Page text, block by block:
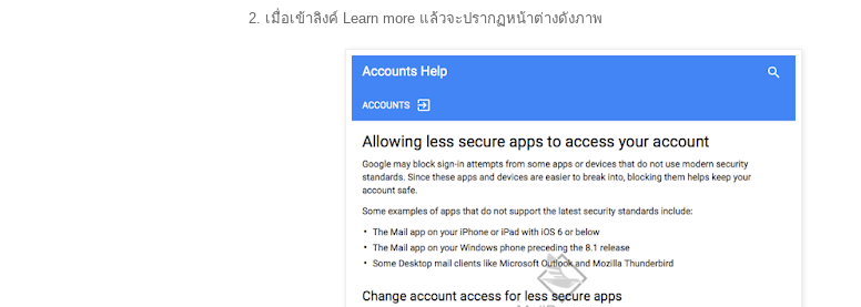
2. เมื่อเข้าลิงค์ Learn more แล้วจะปรากฏหน้าต่างดังภาพ